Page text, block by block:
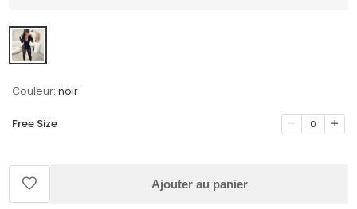
Couleur: noir
Free Size 0
Ajouter au panier